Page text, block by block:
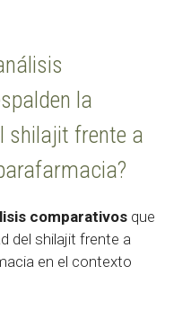
la
shilajit frente a
comparativos que
del shilajit frente a
en el contexto